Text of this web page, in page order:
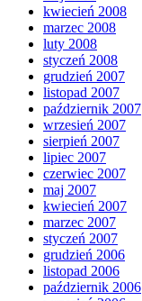
kwiecień 2008
marzec 2008
luty 2008
styczeń 2008
grudzień 2007
listopad 2007
październik 2007
wrzesień 2007
sierpień 2007
lipiec 2007
czerwiec 2007
maj 2007
kwiecień 2007
marzec 2007
styczeń 2007
grudzień 2006
listopad 2006
październik 2006